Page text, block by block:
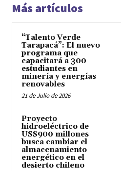
Más artículos
“Talento Verde
Tarapacá”: El nuevo
programa que
capacitará a 300
estudiantes en
minería y energías
renovables
21 de Julio de 2026
Proyecto
hidroeléctrico de
US$900 millones
busca cambiar el
almacenamiento
energético en el
desierto chileno